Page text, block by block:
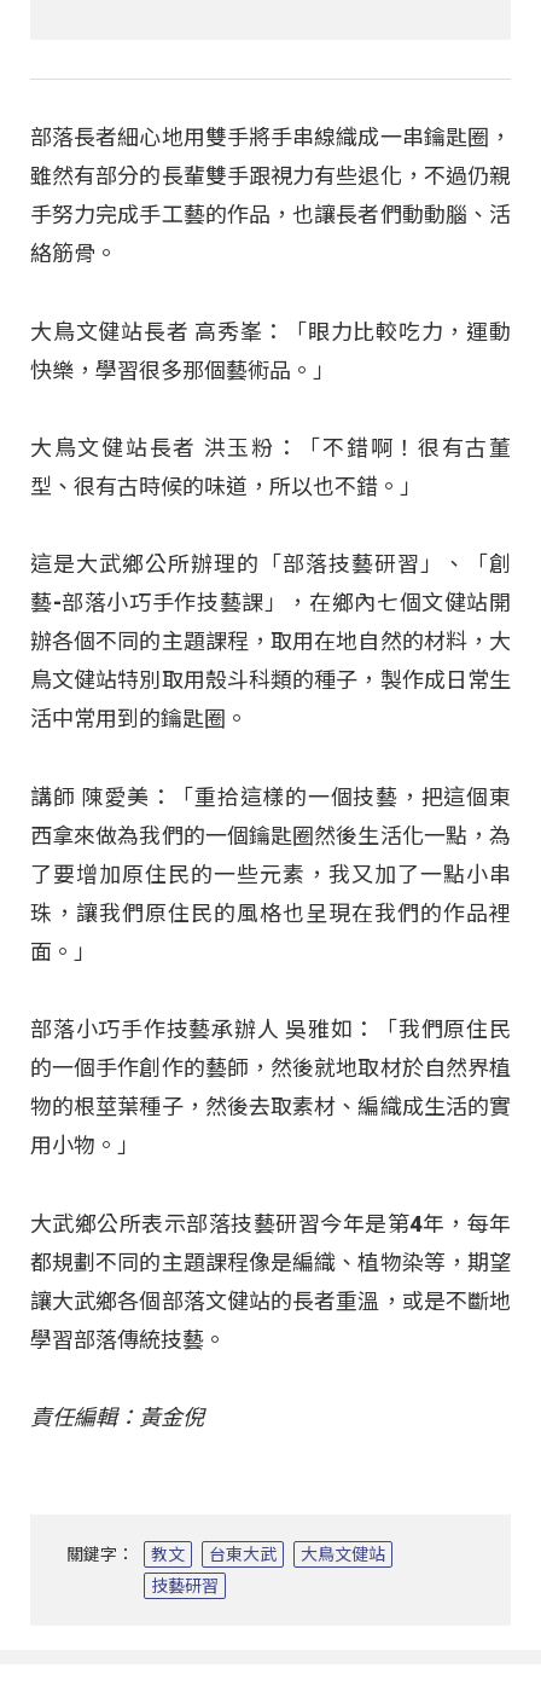
部落長者細心地用雙手將手串線織成一串鑰匙圈，
雖然有部分的長輩雙手跟視力有些退化，不過仍親
手努力完成手工藝的作品，也讓長者們動動腦、活
絡筋骨。
大鳥文健站長者 高秀峯：「眼力比較吃力，運動
快樂，學習很多那個藝術品。」
大鳥文健站長者 洪玉粉：「不錯啊！很有古董
型、很有古時候的味道，所以也不錯。」
這是大武鄉公所辦理的「部落技藝研習」、「創
藝-部落小巧手作技藝課」，在鄉內七個文健站開
辦各個不同的主題課程，取用在地自然的材料，大
鳥文健站特別取用殼斗科類的種子，製作成日常生
活中常用到的鑰匙圈。
講師 陳愛美：「重拾這樣的一個技藝，把這個東
西拿來做為我們的一個鑰匙圈然後生活化一點，為
了要增加原住民的一些元素，我又加了一點小串
珠，讓我們原住民的風格也呈現在我們的作品裡
面。」
部落小巧手作技藝承辦人 吳雅如：「我們原住民
的一個手作創作的藝師，然後就地取材於自然界植
物的根莖葉種子，然後去取素材、編織成生活的實
用小物。」
大武鄉公所表示部落技藝研習今年是第4年，每年
都規劃不同的主題課程像是編織、植物染等，期望
讓大武鄉各個部落文健站的長者重溫，或是不斷地
學習部落傳統技藝。
責任編輯：黃金倪
關鍵字： 教文 台東大武
大鳥文健站
技藝研習